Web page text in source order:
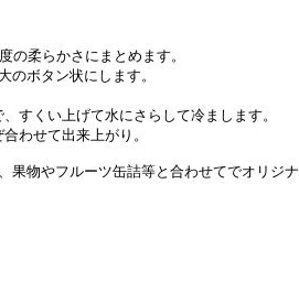
の柔らかさにまとめます。
のボタン状にします。
すくい上げて水にさらして冷まします。
わせて出来上がり。
果物やフルーツ缶詰等と合わせてでオリジナ